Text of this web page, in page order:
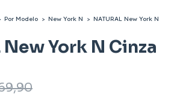
Por Modelo > New York N > NATURAL New York N
New York N Cinza